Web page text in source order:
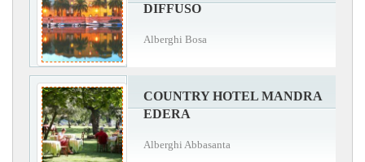
DIFFUSO
Alberghi Bosa
COUNTRY HOTEL MANDRA
EDERA
Alberghi Abbasanta